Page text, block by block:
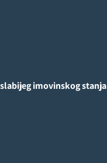
imovinskog stanja